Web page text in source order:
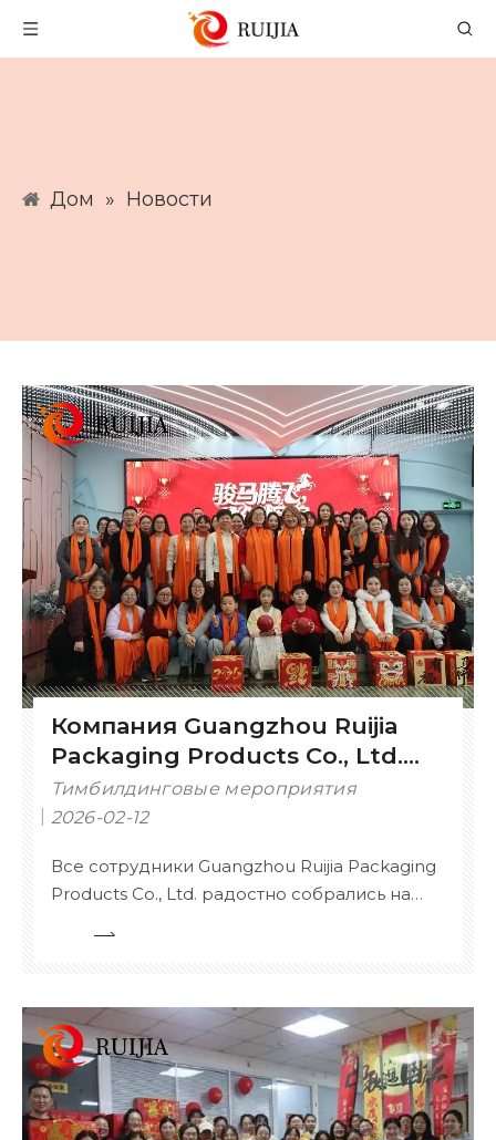
Дом » Новости
Компания Guangzhou Ruijia
Packaging Products Co., Ltd.
успешно провела ежегодный
гала-концерт 2025 года
Тимбилдинговые мероприятия
2026-02-12
Все сотрудники Guangzhou Ruijia Packaging
Products Co., Ltd. радостно собрались на